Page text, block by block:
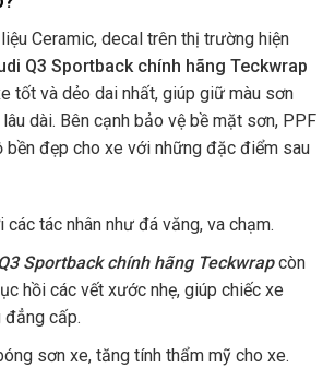
Ceramic, decal trên thị trường hiện
Q3 Sportback chính hãng Teckwrap
tốt và dẻo dai nhất, giúp giữ màu sơn
dài. Bên cạnh bảo vệ bề mặt sơn, PPF
bền đẹp cho xe với những đặc điểm sau
tác nhân như đá văng, va chạm.
Sportback chính hãng Teckwrapcòn
hồi các vết xước nhẹ, giúp chiếc xe
đẳng cấp.
sơn xe, tăng tính thẩm mỹ cho xe.